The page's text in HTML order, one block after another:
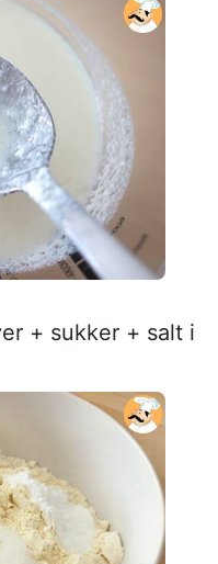
+ sukker + salt i